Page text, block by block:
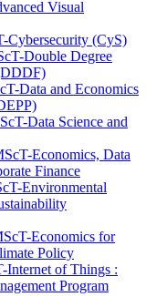
Visual
Cybersecurity (CyS)
Double Degree
Data and Economics
Data Science and
Economics, Data
Finance
Environmental
Economics for
Policy
of Things :
Program